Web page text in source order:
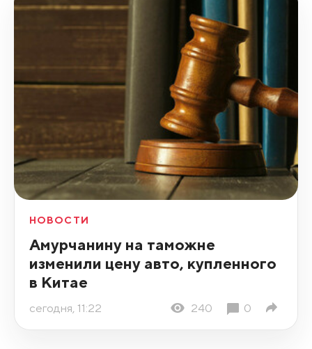
НОВОСТИ
Амурчанину на таможне
изменили цену авто, купленного
в Китае
сегодня, 11:22 240 0